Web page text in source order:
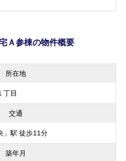
Ａ参棟の物件概要
所在地
丁目
交通
」駅 徒歩11分
築年月